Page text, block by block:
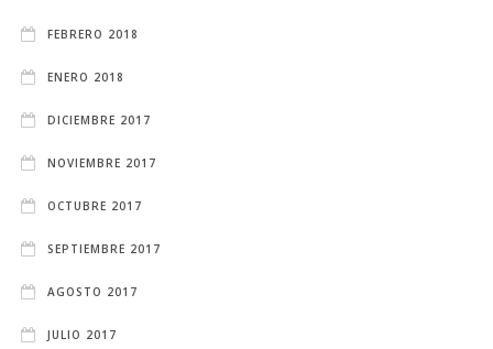
FEBRERO 2018
ENERO 2018
DICIEMBRE 2017
NOVIEMBRE 2017
OCTUBRE 2017
SEPTIEMBRE 2017
AGOSTO 2017
JULIO 2017